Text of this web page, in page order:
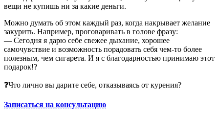
вещи не купишь ни за какие деньги.
Можно думать об этом каждый раз, когда накрывает желание
закурить. Например, проговаривать в голове фразу:
— Сегодня я дарю себе свежее дыхание, хорошее
самочувствие и возможность порадовать себя чем-то более
полезным, чем сигарета. И я с благодарностью принимаю этот
подарок!?
❓Что лично вы дарите себе, отказываясь от курения?
Записаться на консультацию